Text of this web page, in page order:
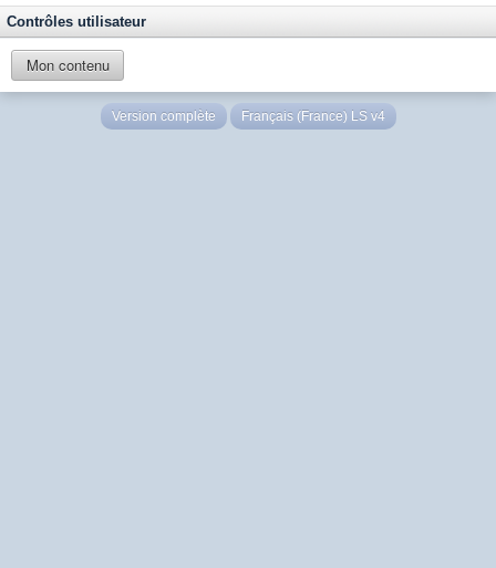
Contrôles utilisateur
Mon contenu
Version complète Français (France) LS v4